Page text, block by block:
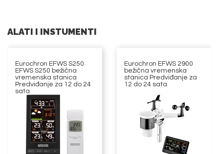
ALATI I INSTUMENTI
Eurochron EFWS S250
EFWS S250 bežična
vremenska stanica
Predviđanje za 12 do 24
sata
Eurochron EFWS 2900
bežična vremenska
stanica Predviđanje za
12 do 24 sata